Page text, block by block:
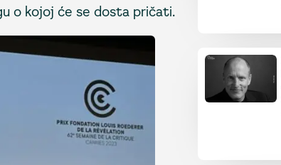
o kojoj će se dosta pričati.